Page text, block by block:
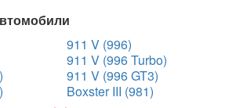
911 V (996)
911 V (996 Turbo)
911 V (996 GT3)
Boxster III (981)